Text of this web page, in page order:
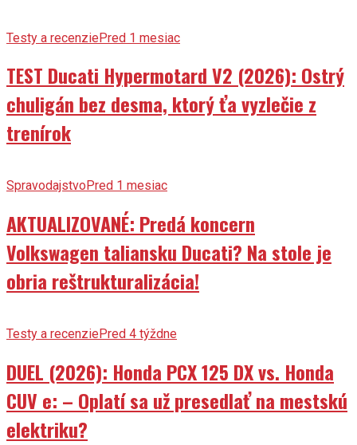
Testy a recenziePred 1 mesiac
TEST Ducati Hypermotard V2 (2026): Ostrý
chuligán bez desma, ktorý ťa vyzlečie z
trenírok
SpravodajstvoPred 1 mesiac
AKTUALIZOVANÉ: Predá koncern
Volkswagen taliansku Ducati? Na stole je
obria reštrukturalizácia!
Testy a recenziePred 4 týždne
DUEL (2026): Honda PCX 125 DX vs. Honda
CUV e: – Oplatí sa už presedlať na mestskú
elektriku?